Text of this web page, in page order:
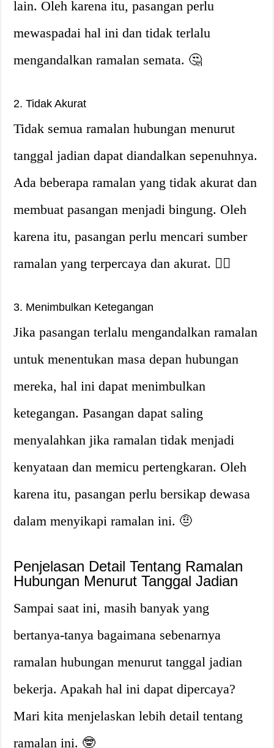
lain. Oleh karena itu, pasangan perlu
mewaspadai hal ini dan tidak terlalu
mengandalkan ramalan semata. 🤔
2. Tidak Akurat
Tidak semua ramalan hubungan menurut
tanggal jadian dapat diandalkan sepenuhnya.
Ada beberapa ramalan yang tidak akurat dan
membuat pasangan menjadi bingung. Oleh
karena itu, pasangan perlu mencari sumber
ramalan yang terpercaya dan akurat. 🕵️‍♀️
3. Menimbulkan Ketegangan
Jika pasangan terlalu mengandalkan ramalan
untuk menentukan masa depan hubungan
mereka, hal ini dapat menimbulkan
ketegangan. Pasangan dapat saling
menyalahkan jika ramalan tidak menjadi
kenyataan dan memicu pertengkaran. Oleh
karena itu, pasangan perlu bersikap dewasa
dalam menyikapi ramalan ini. 🤨
Penjelasan Detail Tentang Ramalan
Hubungan Menurut Tanggal Jadian
Sampai saat ini, masih banyak yang
bertanya-tanya bagaimana sebenarnya
ramalan hubungan menurut tanggal jadian
bekerja. Apakah hal ini dapat dipercaya?
Mari kita menjelaskan lebih detail tentang
ramalan ini. 🤓